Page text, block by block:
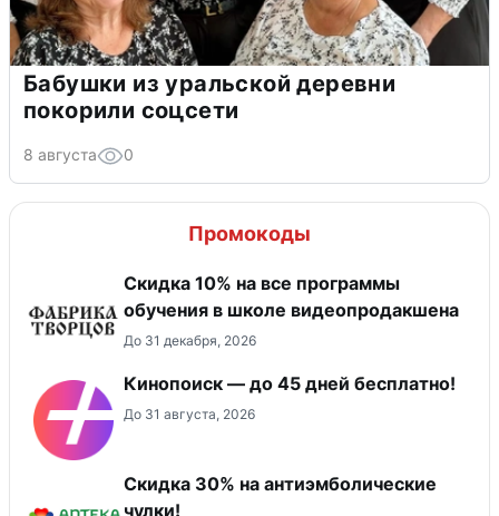
Бабушки из уральской деревни
покорили соцсети
8 августа 0
Промокоды
Скидка 10% на все программы
обучения в школе видеопродакшена
До 31 декабря, 2026
Кинопоиск — до 45 дней бесплатно!
До 31 августа, 2026
Скидка 30% на антиэмболические
чулки!